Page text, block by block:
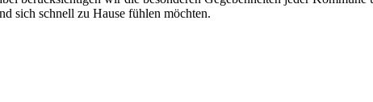
sich schnell zu Hause fühlen möchten.